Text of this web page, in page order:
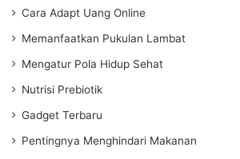
Cara Adapt Uang Online
Memanfaatkan Pukulan Lambat
Mengatur Pola Hidup Sehat
Nutrisi Prebiotik
Gadget Terbaru
Pentingnya Menghindari Makanan